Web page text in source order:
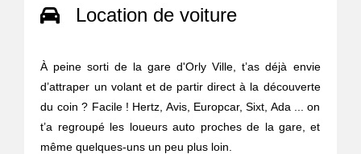
Location de voiture
À peine sorti de la gare d'Orly Ville, t’as déjà envie
d’attraper un volant et de partir direct à la découverte
du coin ? Facile ! Hertz, Avis, Europcar, Sixt, Ada ... on
t’a regroupé les loueurs auto proches de la gare, et
même quelques-uns un peu plus loin.